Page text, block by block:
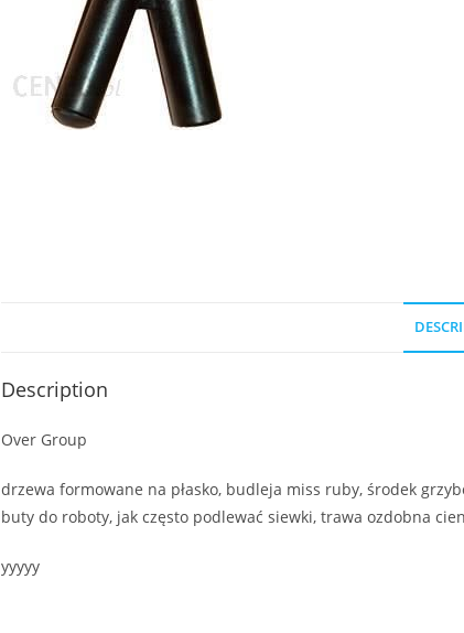
Description
Over Group
drzewa formowane na płasko, budleja miss ruby, środek
buty do roboty, jak często podlewać siewki, trawa ozdobna
yyyyy